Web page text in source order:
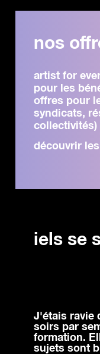
nos
artist for
pour les
offres pour
syndicats,
collectivités)
découvrir
iels se
J'étais ravie
soirs par
formation.
sujets sont